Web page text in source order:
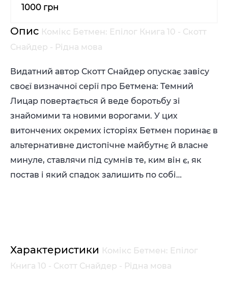
1000 грн
Опис Комікс Бетмен: Епілог Книга 10 - Скотт
Снайдер - Рідна мова
Видатний автор Скотт Снайдер опускає завісу
своєї визначної серії про Бетмена: Темний
Лицар повертається й веде боротьбу зі
знайомими та новими ворогами. У цих
витончених окремих історіях Бетмен поринає в
альтернативне дистопічне майбутнє й власне
минуле, ставлячи під сумнів те, ким він є, як
постав і який спадок залишить по собі…
Характеристики Комікс Бетмен: Епілог
Книга 10 - Скотт Снайдер - Рідна мова